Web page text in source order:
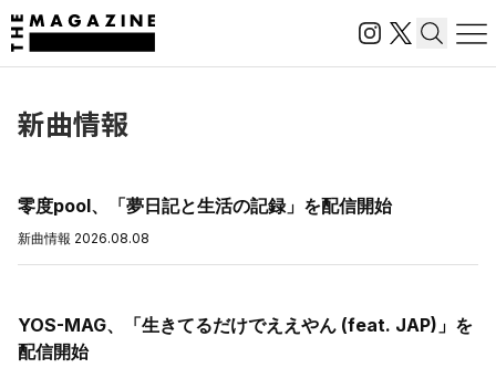
新曲情報
零度pool、「夢日記と生活の記録」を配信開始
新曲情報 2026.08.08
YOS-MAG、「生きてるだけでええやん (feat. JAP)」を
配信開始